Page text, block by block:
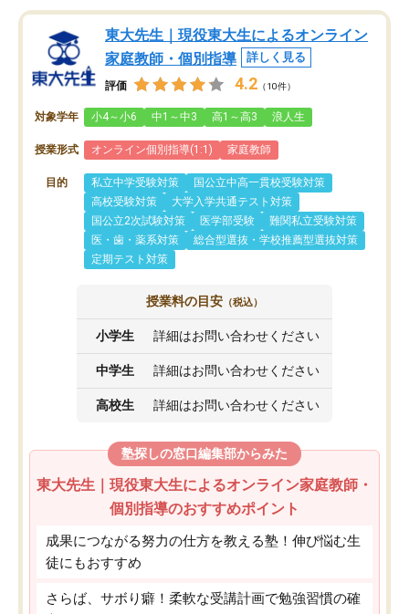
東大先生｜現役東大生によるオンライン
家庭教師・個別指導
詳しく見る
評価 4.2 （10件）
対象学年 小4～小6 中1～中3 高1～高3 浪人生
授業形式 オンライン個別指導(1:1) 家庭教師
目的 私立中学受験対策
国公立中高一貫校受験対策
高校受験対策
大学入学共通テスト対策
国公立2次試験対策
医学部受験
難関私立受験対策
医・歯・薬系対策
総合型選抜・学校推薦型選抜対策
定期テスト対策
授業料の目安 （税込）
小学生 詳細はお問い合わせください
中学生 詳細はお問い合わせください
高校生 詳細はお問い合わせください
塾探しの窓口編集部からみた
東大先生｜現役東大生によるオンライン家庭教師・
個別指導のおすすめポイント
成果につながる努力の仕方を教える塾！伸び悩む生
徒にもおすすめ
さらば、サボり癖！柔軟な受講計画で勉強習慣の確